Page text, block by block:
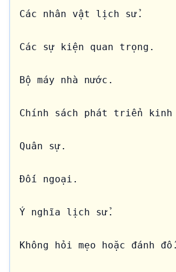
Các nhân vật lịch sử.
Các sự kiện quan trọng.
Bộ máy nhà nước.
Chính sách phát triển
Quân sự.
Đối ngoại.
Ý nghĩa lịch sử.
Không hỏi mẹo hoặc đánh đố.